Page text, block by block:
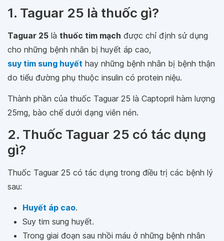
1. Taguar 25 là thuốc gì?
Taguar 25 là thuốc tim mạch được chỉ định sử dụng
cho những bệnh nhân bị huyết áp cao,
suy tim sung huyết hay những bệnh nhân bị bệnh thận
do tiểu đường phụ thuộc insulin có protein niệu.
Thành phần của thuốc Taguar 25 là Captopril hàm lượng
25mg, bào chế dưới dạng viên nén.
2. Thuốc Taguar 25 có tác dụng
gì?
Thuốc Taguar 25 có tác dụng trong điều trị các bệnh lý
sau:
Huyết áp cao.
Suy tim sung huyết.
Trong giai đoạn sau nhồi máu ở những bệnh nhân